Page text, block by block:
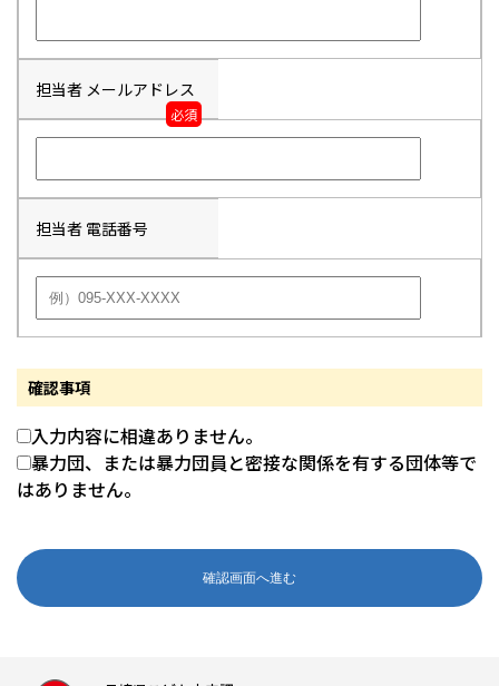
担当者 メールアドレス
必須
担当者 電話番号
確認事項
入力内容に相違ありません。
暴力団、または暴力団員と密接な関係を有する団体等で
はありません。